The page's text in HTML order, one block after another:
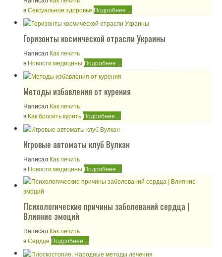
вСексуальное здоровье Подробнее ...
Горизонты космической отрасли Украины
Написал Как лечить
в Новости медицины Подробнее ...
Методы избавления от курения
Написал Как лечить
в Как бросить курить Подробнее ...
Игровые автоматы клуб Вулкан
Написал Как лечить
в Новости медицины Подробнее ...
Психологические причины заболеваний сердца |
Влияние эмоций
Написал Как лечить
вСердце Подробнее ...